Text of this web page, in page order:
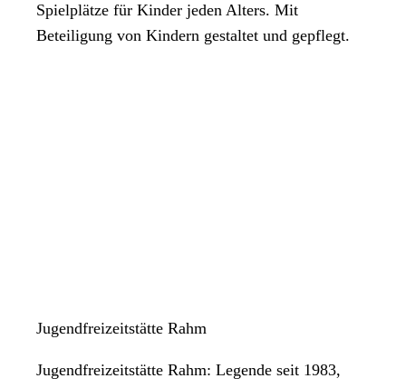
Spielplätze für Kinder jeden Alters. Mit
Beteiligung von Kindern gestaltet und gepflegt.
Jugendfreizeitstätte Rahm
Jugendfreizeitstätte Rahm: Legende seit 1983,